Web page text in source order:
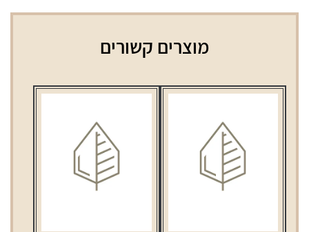
מוצרים קשורים